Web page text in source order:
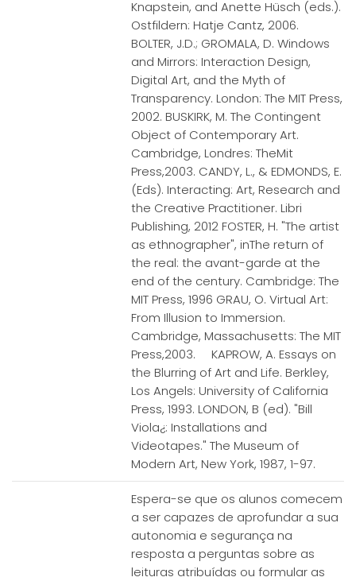
Knapstein, and Anette Hüsch (eds.).
Ostfildern: Hatje Cantz, 2006.
BOLTER, J.D.; GROMALA, D. Windows
and Mirrors: Interaction Design,
Digital Art, and the Myth of
Transparency. London: The MIT Press,
2002. BUSKIRK, M. The Contingent
Object of Contemporary Art.
Cambridge, Londres: TheMit
Press,2003. CANDY, L., & EDMONDS, E.
(Eds). Interacting: Art, Research and
the Creative Practitioner. Libri
Publishing, 2012 FOSTER, H. "The artist
as ethnographer", inThe return of
the real: the avant-garde at the
end of the century. Cambridge: The
MIT Press, 1996 GRAU, O. Virtual Art:
From Illusion to Immersion.
Cambridge, Massachusetts: The MIT
Press,2003. KAPROW, A. Essays on
the Blurring of Art and Life. Berkley,
Los Angels: University of California
Press, 1993. LONDON, B (ed). "Bill
Viola¿: Installations and
Videotapes." The Museum of
Modern Art, New York, 1987, 1-97.
Espera-se que os alunos comecem
a ser capazes de aprofundar a sua
autonomia e segurança na
resposta a perguntas sobre as
leituras atribuídas ou formular as